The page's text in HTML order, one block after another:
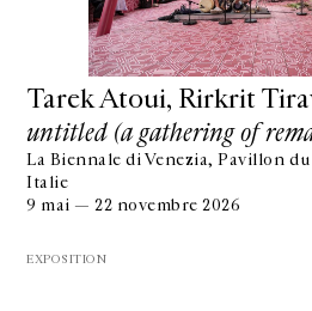
Tarek Atoui, Rirkrit
untitled (a gathering of
La Biennale di Venezia, Pavillon
Italie
9 mai — 22 novembre 2026
EXPOSITION